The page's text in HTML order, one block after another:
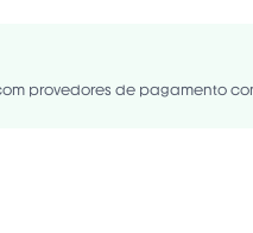
DIMETHICONE/ ZEA MAYS
TOCOPHERYL ACETATE/
provedores de pagamento